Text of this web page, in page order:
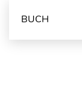
BUCH